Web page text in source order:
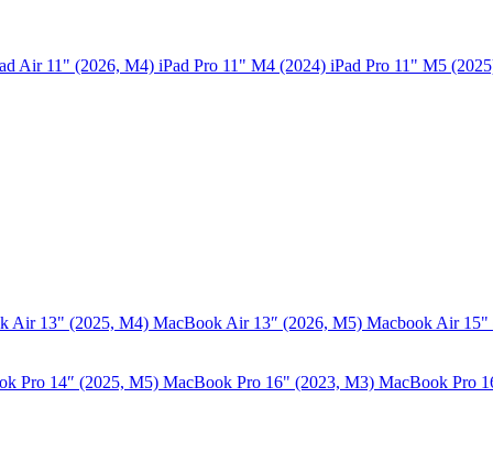
Air 11" (2026, M4) iPad Pro 11" M4 (2024) iPad Pro 11" M5
Air 13" (2025, M4) MacBook Air 13″ (2026, M5) Macbook Air 15"
Pro 14″ (2025, M5) MacBook Pro 16" (2023, M3) MacBook Pro